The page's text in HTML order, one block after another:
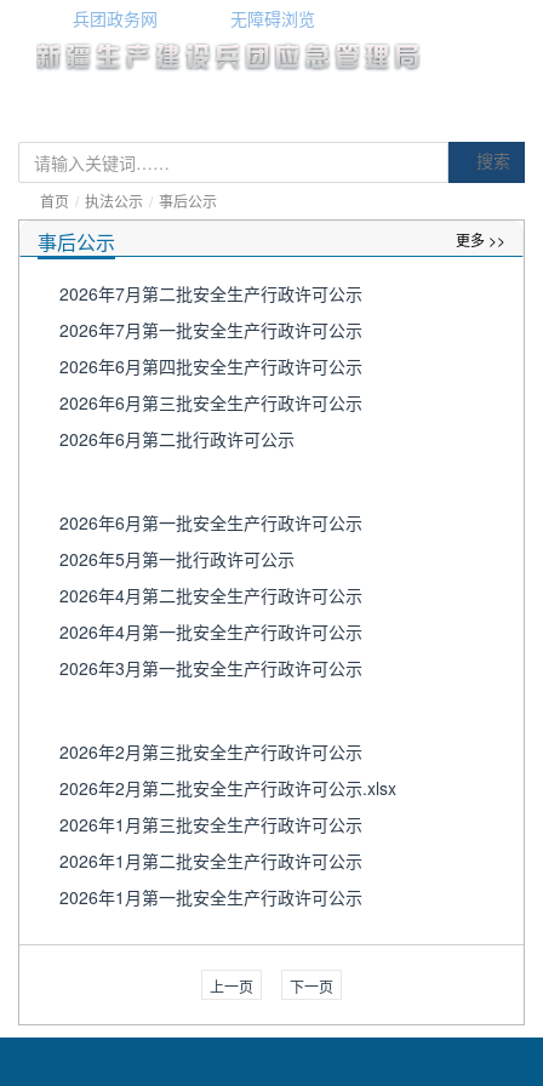
兵团政务网 无障碍浏览
搜索
首页 / 执法公示 / 事后公示
事后公示 更多 >>
2026年7月第二批安全生产行政许可公示
2026年7月第一批安全生产行政许可公示
2026年6月第四批安全生产行政许可公示
2026年6月第三批安全生产行政许可公示
2026年6月第二批行政许可公示
2026年6月第一批安全生产行政许可公示
2026年5月第一批行政许可公示
2026年4月第二批安全生产行政许可公示
2026年4月第一批安全生产行政许可公示
2026年3月第一批安全生产行政许可公示
2026年2月第三批安全生产行政许可公示
2026年2月第二批安全生产行政许可公示.xlsx
2026年1月第三批安全生产行政许可公示
2026年1月第二批安全生产行政许可公示
2026年1月第一批安全生产行政许可公示
上一页 下一页